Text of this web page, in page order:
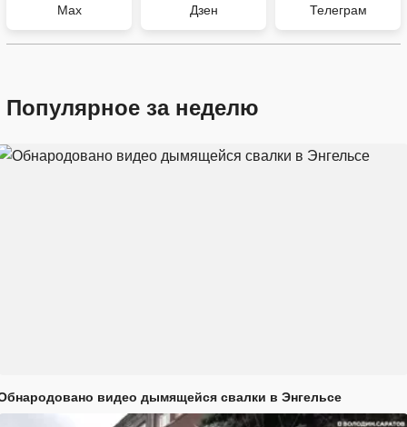
Max Дзен Телеграм
Популярное за неделю
видео дымящейся свалки в Энгельсе